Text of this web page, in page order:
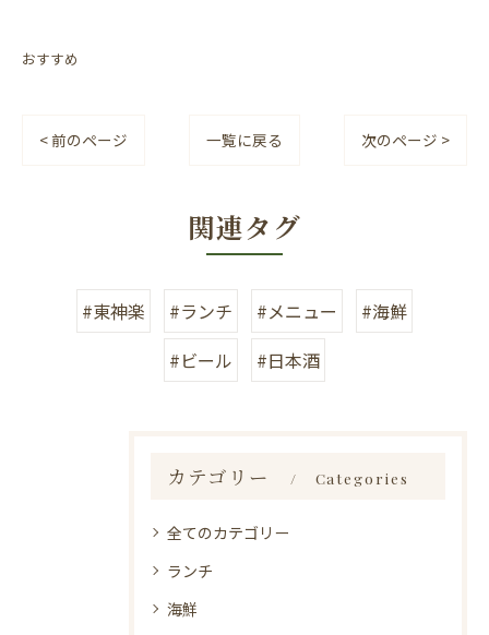
おすすめ
< 前のページ 一覧に戻る 次のページ >
関連タグ
#東神楽 #ランチ #メニュー
#海鮮
#ビール
#日本酒
カテゴリー Categories
全てのカテゴリー
ランチ
海鮮